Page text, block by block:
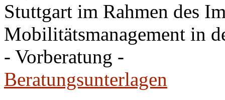
Stuttgart im Rahmen des
Mobilitätsmanagement in
- Vorberatung -
Beratungsunterlagen